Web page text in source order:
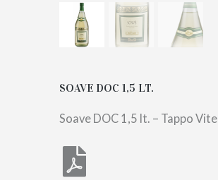
SOAVE DOC 1,5 LT.
Soave DOC 1,5 lt. – Tappo Vite